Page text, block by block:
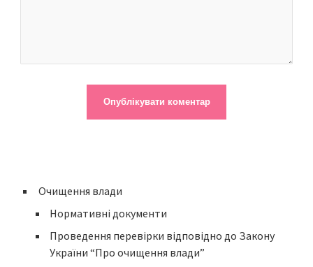
Очищення влади
Нормативні документи
Проведення перевірки відповідно до Закону
України “Про очищення влади”